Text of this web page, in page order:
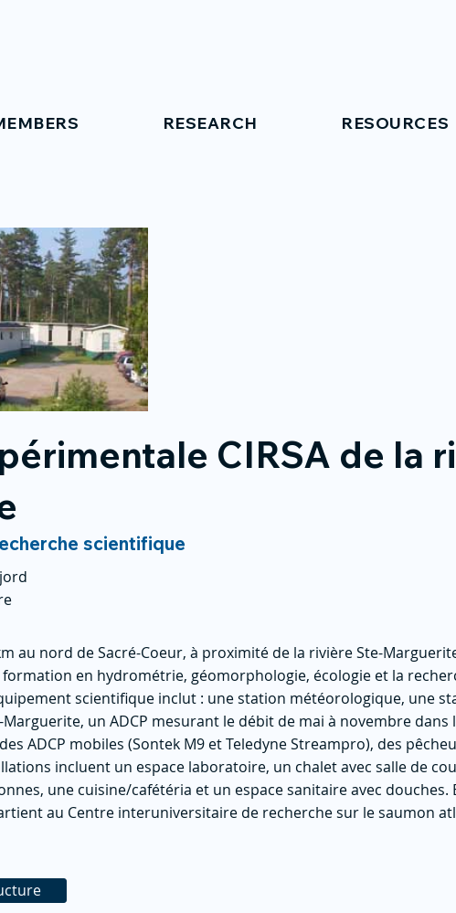
RESEARCH RESOURCES
CIRSA de la
scientifique
au nord de Sacré-Coeur, à proximité de la rivière Ste-
en hydrométrie, géomorphologie, écologie et la
scientifique inclut : une station météorologique, une
un ADCP mesurant le débit de mai à novembre dans
ADCP mobiles (Sontek M9 et Teledyne Streampro), des
incluent un espace laboratoire, un chalet avec salle de
une cuisine/cafétéria et un espace sanitaire avec douches.
au Centre interuniversitaire de recherche sur le saumon